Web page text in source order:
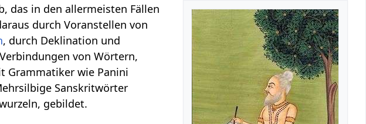
das in den allermeisten Fällen
durch Voranstellen von
, durch Deklination und
von Wörtern,
Grammatiker wie Panini
Sanskritwörter
gebildet.